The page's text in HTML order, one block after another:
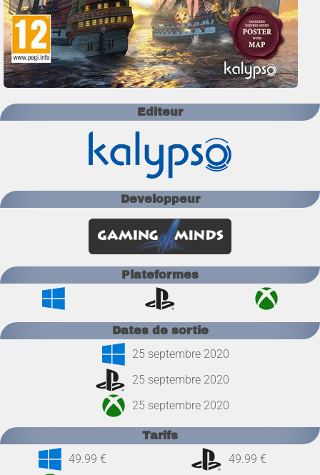
Editeur
Developpeur
Plateformes
Dates de sortie
25 septembre 2020
25 septembre 2020
25 septembre 2020
Tarifs
49.99 €
49.99 €